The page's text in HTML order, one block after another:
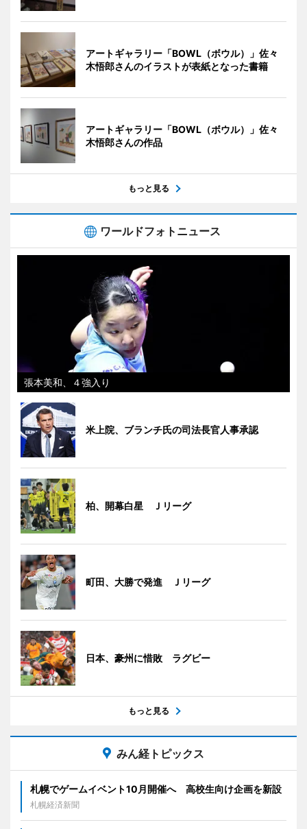
アートギャラリー「BOWL（ボウル）」佐々
木悟郎さんのイラストが表紙となった書籍
アートギャラリー「BOWL（ボウル）」佐々
木悟郎さんの作品
もっと見る
ワールドフォトニュース
張本美和、４強入り
米上院、ブランチ氏の司法長官人事承認
柏、開幕白星 Ｊリーグ
町田、大勝で発進 Ｊリーグ
日本、豪州に惜敗 ラグビー
もっと見る
みん経トピックス
札幌でゲームイベント10月開催へ 高校生向け企画を新設
札幌経済新聞